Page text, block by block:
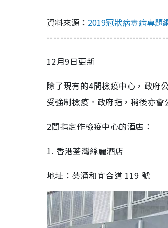
資料來源： 2019冠狀病毒病專題
12月9日更新
除了現有的4間檢疫中心，政府
受強制檢疫。政府指，稍後亦會
2間指定作檢疫中心的酒店：
1. 香港荃灣絲麗酒店
地址：葵涌和宜合道 119 號